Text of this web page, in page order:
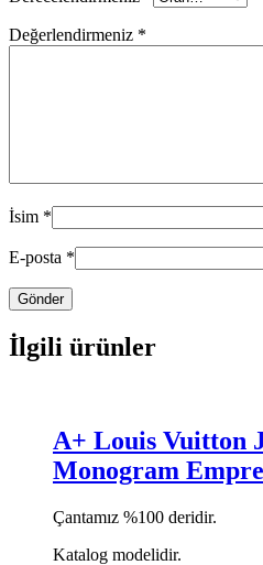
Değerlendirmeniz *
İsim *
E-posta *
İlgili ürünler
A+ Louis Vuitton
Monogram
Çantamız %100 deridir.
Katalog modelidir.